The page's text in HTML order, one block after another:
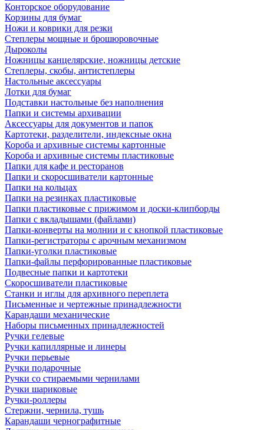
Конторское оборудование
Корзины для бумаг
Ножи и коврики для резки
Степлеры мощные и брошюровочные
Дыроколы
Ножницы канцелярские, ножницы детские
Степлеры, скобы, антистеплеры
Настольные аксессуары
Лотки для бумаг
Подставки настольные без наполнения
Папки и системы архивации
Аксессуары для документов и папок
Картотеки, разделители, индексные окна
Короба и архивные системы картонные
Короба и архивные системы пластиковые
Папки для кафе и ресторанов
Папки и скоросшиватели картонные
Папки на кольцах
Папки на резинках пластиковые
Папки пластиковые с прижимом и доски-клипборды
Папки с вкладышами (файлами)
Папки-конверты на молнии и с кнопкой пластиковые
Папки-регистраторы с арочным механизмом
Папки-уголки пластиковые
Папки-файлы перфорированные пластиковые
Подвесные папки и картотеки
Скоросшиватели пластиковые
Станки и иглы для архивного переплета
Письменные и чертежные принадлежности
Карандаши механические
Наборы письменных принадлежностей
Ручки гелевые
Ручки капиллярные и линеры
Ручки перьевые
Ручки подарочные
Ручки со стираемыми чернилами
Ручки шариковые
Ручки-роллеры
Стержни, чернила, тушь
Карандаши чернографитные